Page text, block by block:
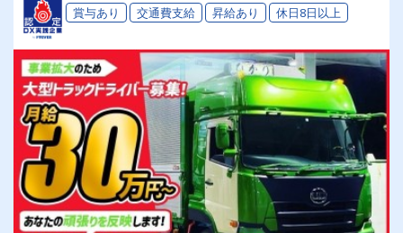
賞与あり 交通費支給 昇給あり 休日8日以上